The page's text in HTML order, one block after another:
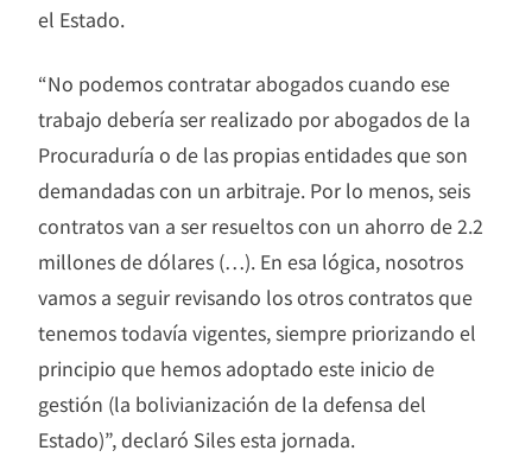
el Estado.
“No podemos contratar abogados cuando ese
trabajo debería ser realizado por abogados de la
Procuraduría o de las propias entidades que son
demandadas con un arbitraje. Por lo menos, seis
contratos van a ser resueltos con un ahorro de 2.2
millones de dólares (…). En esa lógica, nosotros
vamos a seguir revisando los otros contratos que
tenemos todavía vigentes, siempre priorizando el
principio que hemos adoptado este inicio de
gestión (la bolivianización de la defensa del
Estado)”, declaró Siles esta jornada.